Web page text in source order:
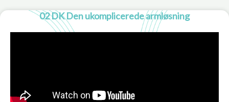
02 DK Den ukomplicerede armløsning